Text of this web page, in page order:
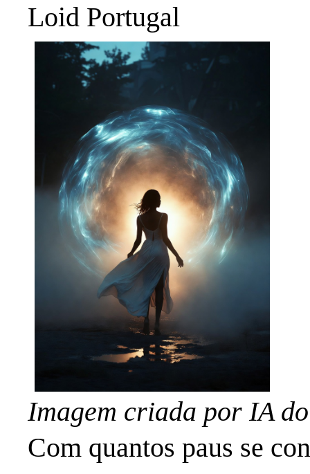
Loid Portugal
Imagem criada por IA
Com quantos paus se